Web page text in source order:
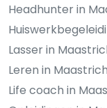
Headhunter in
Lasser in
Leren in
Life coach in